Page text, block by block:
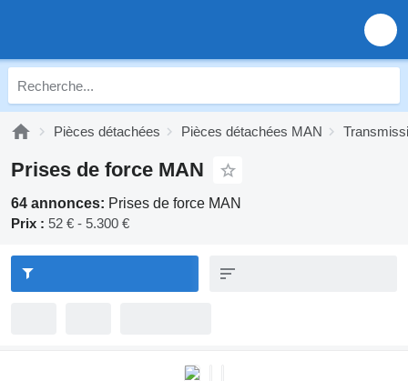
Pièces détachées Pièces détachées MAN
Prises de force MAN
64 annonces: Prises de force MAN
Prix : 52 € - 5.300 €